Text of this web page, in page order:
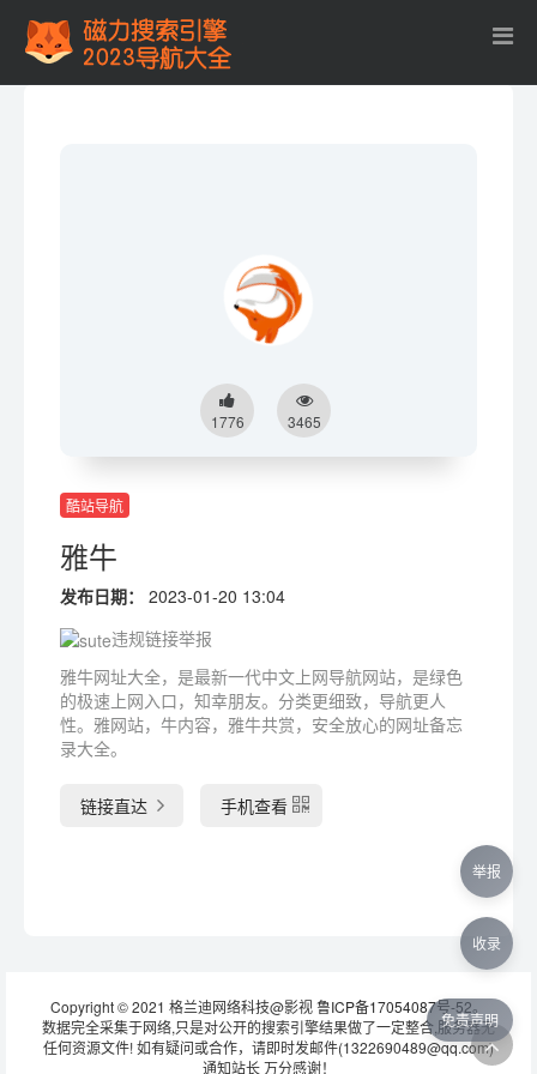
1776 3465
酷站导航
雅牛
发布日期：
2023-01-20 13:04
违规链接举报
雅牛网址大全，是最新一代中文上网导航网站，是绿色
的极速上网入口，知幸朋友。分类更细致，导航更人
性。雅网站，牛内容，雅牛共赏，安全放心的网址备忘
录大全。
链接直达 手机查看
Copyright © 2021 格兰迪网络科技@影视鲁ICP备17054087号-52。
数据完全采集于网络,只是对公开的搜索引擎结果做了一定整合,服务器无
任何资源文件! 如有疑问或合作，请即时发邮件(1322690489@qq.com)
通知站长 万分感谢！
免责声明
举报
收录